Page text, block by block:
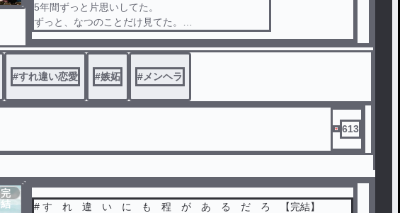
5年間ずっと片思いしてた。
ずっと、なつのことだけ見てた。
なのに___こさめと付き合ってるなんて聞いてない。
「ごめん」じゃたりないから
#すれ違い恋愛 #嫉妬 #メンヘラ
613
完
結
# す れ 違 い に も 程 が あ る だ ろ 【完結】